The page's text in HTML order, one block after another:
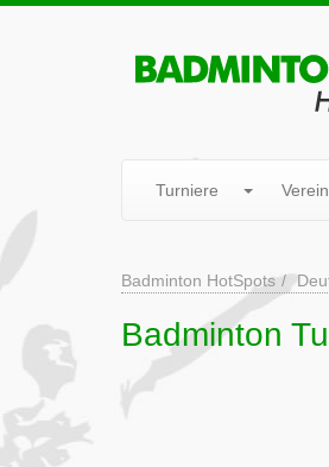
Turniere
Badminton HotSpots
Badminton